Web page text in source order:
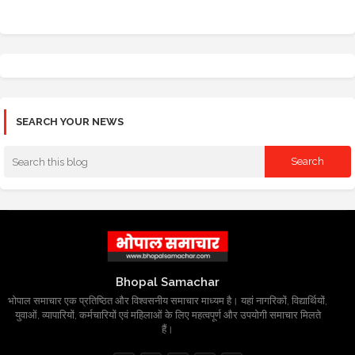
SEARCH YOUR NEWS
Bhopal Samachar
भोपाल समाचार एक प्रतिष्ठित और विश्वसनीय समाचार माध्यम है। यहां नागरिकों, विद्यार्थियों,
युवाओं, व्यापारियों, कर्मचारियों एवं महिलाओं के लिए महत्वपूर्ण और उपयोगी समाचार मिलते
हैं।